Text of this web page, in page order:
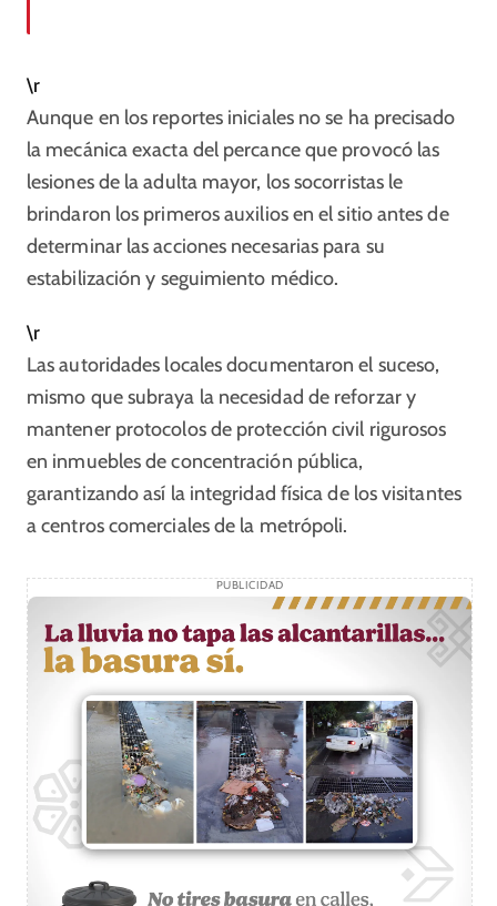
\r
Aunque en los reportes iniciales no se ha precisado
la mecánica exacta del percance que provocó las
lesiones de la adulta mayor, los socorristas le
brindaron los primeros auxilios en el sitio antes de
determinar las acciones necesarias para su
estabilización y seguimiento médico.
\r
Las autoridades locales documentaron el suceso,
mismo que subraya la necesidad de reforzar y
mantener protocolos de protección civil rigurosos
en inmuebles de concentración pública,
garantizando así la integridad física de los visitantes
a centros comerciales de la metrópoli.
PUBLICIDAD